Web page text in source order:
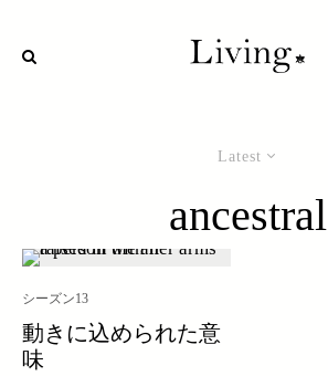
Latest
ancestral
シーズン13
動きに込められた意
味